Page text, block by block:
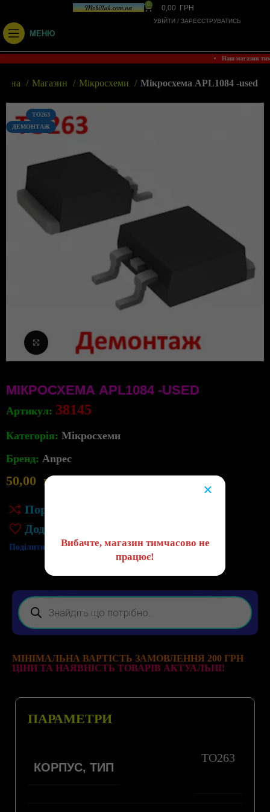
0 0,00 ГРН
УВІЙТИ / ЗАРЕЄСТРУВАТИСЬ
МЕНЮ
• Наш магазин
Магазин Мікросхеми Мікросхема APL1084 -used
TO263
ДЕМОНТАЖ
Клацніть, щоб збільшити
МІКРОСХЕМА APL1084 -USED
Артикул: 38145
Категорія: Мікросхеми
Бренд: Anpec
50,00 грн
Порівняння
Додати до списку бажань
Поділитись:
МІНІМАЛЬНА ВАРТІСТЬ ЗАМОВЛЕННЯ 200 ГРН
ЦІНИ ТА НАЯВНІСТЬ ТОВАРІВ АКТУАЛЬНІ!
ПАРАМЕТРИ
КОРПУС, ТИП
TO263
×
Вибачте, магазин тимчасово не
працює!